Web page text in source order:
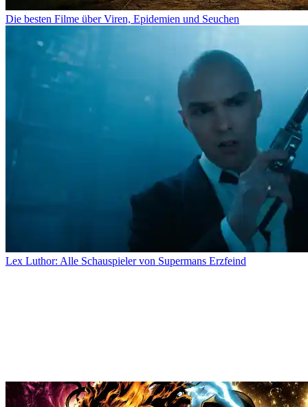
Die besten Filme über Viren, Epidemien und Seuchen
Lex Luthor: Alle Schauspieler von Supermans Erzfeind